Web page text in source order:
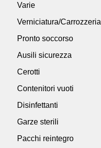
Varie
Verniciatura/Carrozzeria
Pronto soccorso
Ausili sicurezza
Cerotti
Contenitori vuoti
Disinfettanti
Garze sterili
Pacchi reintegro